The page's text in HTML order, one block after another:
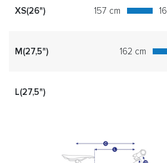
XS(26") 157 cm
M(27,5") 162 cm
L(27,5")